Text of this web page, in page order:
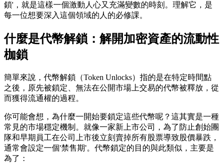
鎖'，就是這樣一個激動人心又充滿變數的時刻。理解它，是
每一位想要深入這個領域的人的必修課。
什麼是代幣解鎖：解開加密資產的流動性
枷鎖
簡單來說，代幣解鎖（Token Unlocks）指的是在特定時間點
之後，原先被鎖定、無法在公開市場上交易的代幣被釋放，從
而獲得流通權的過程。
你可能會想，為什麼一開始要鎖定這些代幣呢？這其實是一種
常見的市場穩定機制。就像一家新上市公司，為了防止創始團
隊和早期員工在公司上市後立刻賣掉所有股票導致股價暴跌，
通常會設定一個'禁售期'。代幣鎖定的目的與此類似，主要是
為了：